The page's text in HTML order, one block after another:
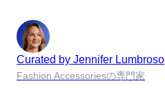
Curated by Jennifer Lumbroso
Fashion Accessoriesの専門家